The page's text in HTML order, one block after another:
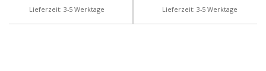
Lieferzeit: 3-5 Werktage
Lieferzeit: 3-5 Werktage